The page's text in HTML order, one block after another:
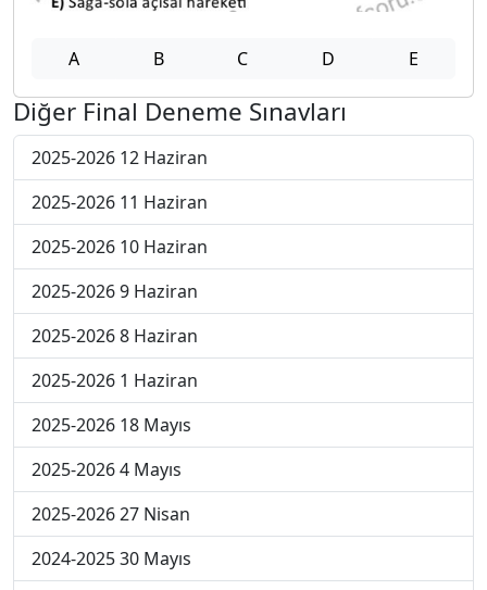
A B C D E
Diğer Final Deneme Sınavları
2025-2026 12 Haziran
2025-2026 11 Haziran
2025-2026 10 Haziran
2025-2026 9 Haziran
2025-2026 8 Haziran
2025-2026 1 Haziran
2025-2026 18 Mayıs
2025-2026 4 Mayıs
2025-2026 27 Nisan
2024-2025 30 Mayıs